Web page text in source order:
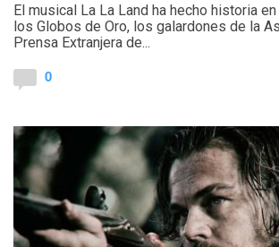
El musical La La Land ha hecho historia
los Globos de Oro, los galardones de la
Prensa Extranjera de...
0